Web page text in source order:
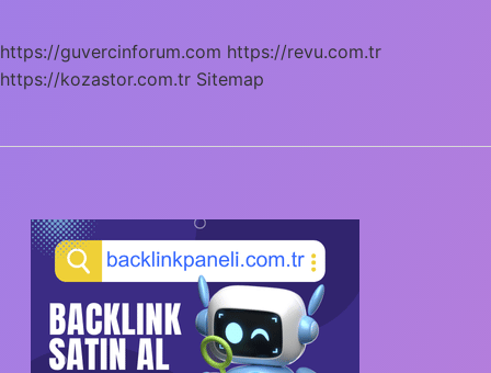
https://guvercinforum.com https://revu.com.tr
https://kozastor.com.tr Sitemap
SIDEBAR